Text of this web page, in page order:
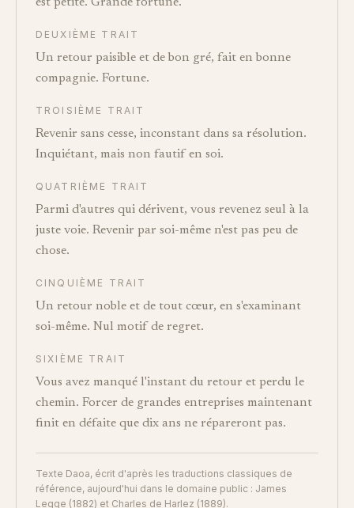
DEUXIÈME TRAIT
Un retour paisible et de bon gré, fait en bonne
compagnie. Fortune.
TROISIÈME TRAIT
Revenir sans cesse, inconstant dans sa résolution.
Inquiétant, mais non fautif en soi.
QUATRIÈME TRAIT
Parmi d'autres qui dérivent, vous revenez seul à la
juste voie. Revenir par soi-même n'est pas peu de
chose.
CINQUIÈME TRAIT
Un retour noble et de tout cœur, en s'examinant
soi-même. Nul motif de regret.
SIXIÈME TRAIT
Vous avez manqué l'instant du retour et perdu le
chemin. Forcer de grandes entreprises maintenant
finit en défaite que dix ans ne répareront pas.
Texte Daoa, écrit d'après les traductions classiques de
référence, aujourd'hui dans le domaine public : James
Legge (1882) et Charles de Harlez (1889).